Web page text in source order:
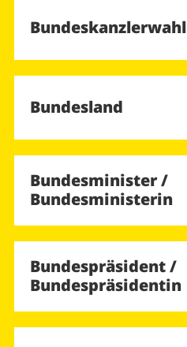
Bundeskanzlerwahl
Bundesland
Bundesminister /
Bundesministerin
Bundespräsident /
Bundespräsidentin